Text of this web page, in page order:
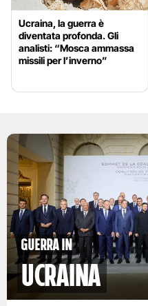
Ucraina, la guerra è
diventata profonda. Gli
analisti: “Mosca ammassa
missili per l’inverno”
Guerra in
Ucraina